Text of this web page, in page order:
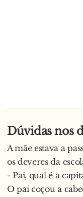
Dúvidas nos
A mãe estava a
os deveres da
- Pai, qual é a
O pai coçou a